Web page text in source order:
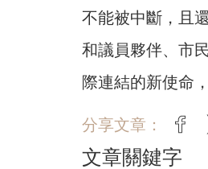
不能被中斷，且
和議員夥伴、市
際連結的新使命
分享文章：
文章關鍵字